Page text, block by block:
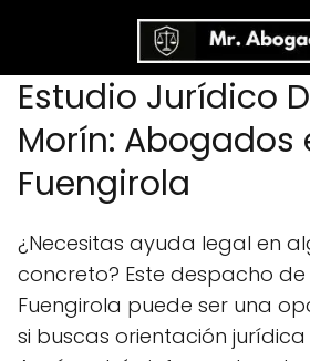
Estudio Jurídico
Morín: Abogados
Fuengirola
¿Necesitas ayuda legal en
concreto? Este despacho
Fuengirola puede ser una
si buscas orientación